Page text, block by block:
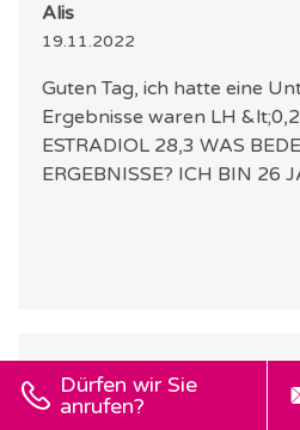
Alis
19.11.2022
Guten Tag, ich hatte eine
Ergebnisse waren LH
ESTRADIOL 28,3 WAS
ERGEBNISSE? ICH BIN 26
Sabrina L
Dürfen wir Sie
anrufen?